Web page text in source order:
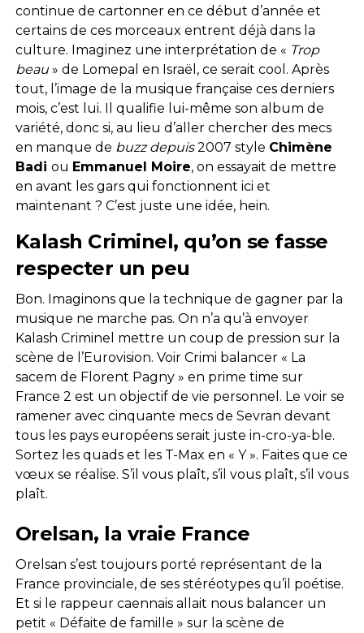
continue de cartonner en ce début d’année et
certains de ces morceaux entrent déjà dans la
culture. Imaginez une interprétation de « Trop
beau» de Lomepal en Israël, ce serait cool. Après
tout, l’image de la musique française ces derniers
mois, c’est lui. Il qualifie lui-même son album de
variété, donc si, au lieu d’aller chercher des mecs
en manque de buzz depuis2007 style Chimène
Badi ou Emmanuel Moire, on essayait de mettre
en avant les gars qui fonctionnent ici et
maintenant ? C’est juste une idée, hein.
Kalash Criminel, qu’on se fasse
respecter un peu
Bon. Imaginons que la technique de gagner par la
musique ne marche pas. On n’a qu’à envoyer
Kalash Criminel mettre un coup de pression sur la
scène de l’Eurovision. Voir Crimi balancer « La
sacem de Florent Pagny » en prime time sur
France 2 est un objectif de vie personnel. Le voir se
ramener avec cinquante mecs de Sevran devant
tous les pays européens serait juste in-cro-ya-ble.
Sortez les quads et les T-Max en « Y ». Faites que ce
vœux se réalise. S’il vous plaît, s’il vous plaît, s’il vous
plaît.
Orelsan, la vraie France
Orelsan s’est toujours porté représentant de la
France provinciale, de ses stéréotypes qu’il poétise.
Et si le rappeur caennais allait nous balancer un
petit « Défaite de famille » sur la scène de